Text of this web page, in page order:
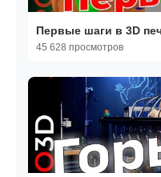
Первые шаги в 3D
45 628 просмотров